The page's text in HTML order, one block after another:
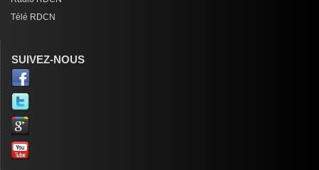
Télé RDCN
SUIVEZ-NOUS